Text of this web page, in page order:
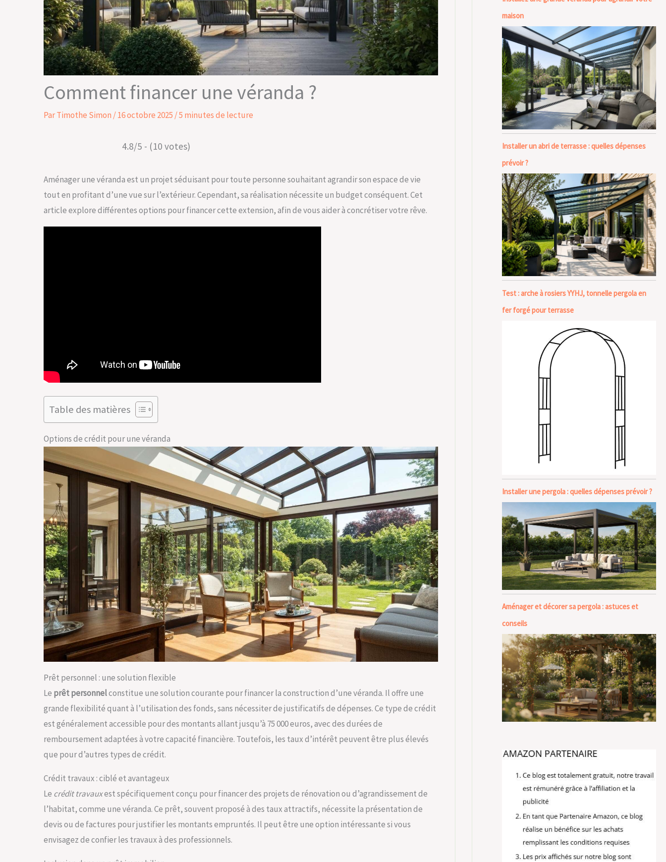
Comment financer une véranda ?
ParTimothe Simon /16 octobre 2025 /5 minutes de lecture
4.8/5 - (10 votes)
Aménager une véranda est un projet séduisant pour toute personne souhaitant agrandir son espace de vie
tout en profitant d’une vue sur l’extérieur. Cependant, sa réalisation nécessite un budget conséquent. Cet
article explore différentes options pour financer cette extension, afin de vous aider à concrétiser votre rêve.
Table des matières
Options de crédit pour une véranda
Prêt personnel : une solution flexible
Le prêt personnelconstitue une solution courante pour financer la construction d’une véranda. Il offre une
grande flexibilité quant à l’utilisation des fonds, sans nécessiter de justificatifs de dépenses. Ce type de crédit
est généralement accessible pour des montants allant jusqu’à 75 000 euros, avec des durées de
remboursement adaptées à votre capacité financière. Toutefois, les taux d’intérêt peuvent être plus élevés
que pour d’autres types de crédit.
Crédit travaux : ciblé et avantageux
Le crédit travauxest spécifiquement conçu pour financer des projets de rénovation ou d’agrandissement de
l’habitat, comme une véranda. Ce prêt, souvent proposé à des taux attractifs, nécessite la présentation de
devis ou de factures pour justifier les montants empruntés. Il peut être une option intéressante si vous
envisagez de confier les travaux à des professionnels.
maison
Installer un abri de terrasse : quelles dépenses
prévoir ?
Test : arche à rosiers YYHJ, tonnelle pergola en
fer forgé pour terrasse
Installer une pergola : quelles dépenses prévoir ?
Aménager et décorer sa pergola : astuces et
conseils